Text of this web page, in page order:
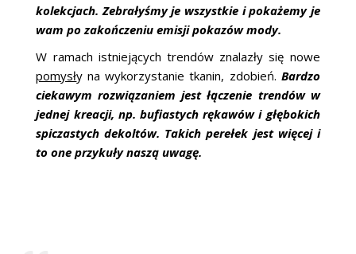
kolekcjach. Zebrałyśmy je wszystkie i pokażemy je
wam po zakończeniu emisji pokazów mody.
W ramach istniejących trendów znalazły się nowe
pomysły na wykorzystanie tkanin, zdobień. Bardzo
ciekawym rozwiązaniem jest łączenie trendów w
jednej kreacji, np. bufiastych rękawów i głębokich
spiczastych dekoltów. Takich perełek jest więcej i
to one przykuły naszą uwagę.